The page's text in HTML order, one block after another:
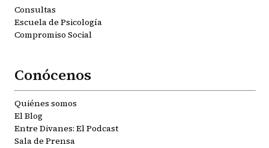
Consultas
Escuela de Psicología
Compromiso Social
Conócenos
Quiénes somos
El Blog
Entre Divanes: El Podcast
Sala de Prensa